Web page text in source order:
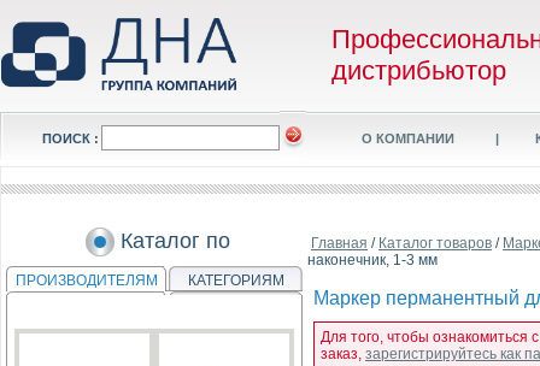
дистрибьютор
ПОИСК : О КОМПАНИИ |
Каталог по
ПРОИЗВОДИТЕЛЯМ КАТЕГОРИЯМ
Главная / Каталог товаров /
наконечник, 1-3 мм
Мaркер перманентный
Для того, чтобы
заказ, зарегистрируйтесь как